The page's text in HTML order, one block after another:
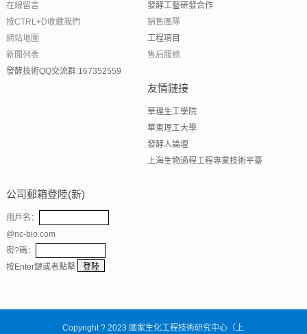
在線留言
按CTRL+D收藏我們
網站地圖
新聞列表
發酵技術QQ交流群:167352559
發酵工藝研發合作
銷售團隊
工程項目
售后服務
友情鏈接
華理生工學院
華東理工大學
發酵人論壇
上海生物過程工程專業技術平臺
公司郵箱登陸(新)
用戶名：
@nc-bio.com
密?碼：
按Enter鍵或者點擊
Copyright ? 2023 國家生化工程技術研究中心（上